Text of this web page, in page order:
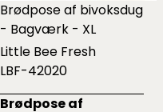
Brødpose af bivoksdug
- Bagværk - XL
Little Bee Fresh
LBF-42020
Brødpose af